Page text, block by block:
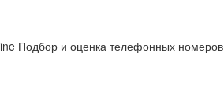
Подбор и оценка телефонных номеров